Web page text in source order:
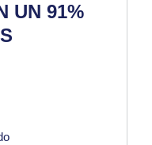
UN 91%